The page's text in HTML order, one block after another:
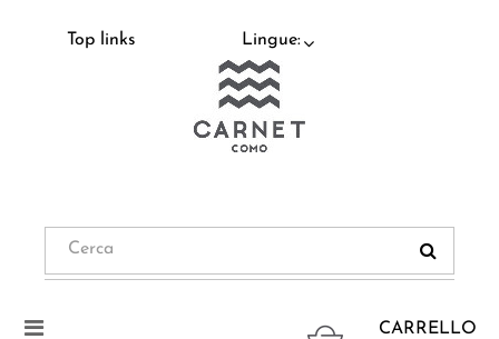
Top links Lingue:
CARRELLO
Navigazione